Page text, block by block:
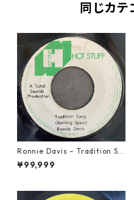
同じカ
Ronnie Davis – Tradition So
ng【7-22003】
¥99,999